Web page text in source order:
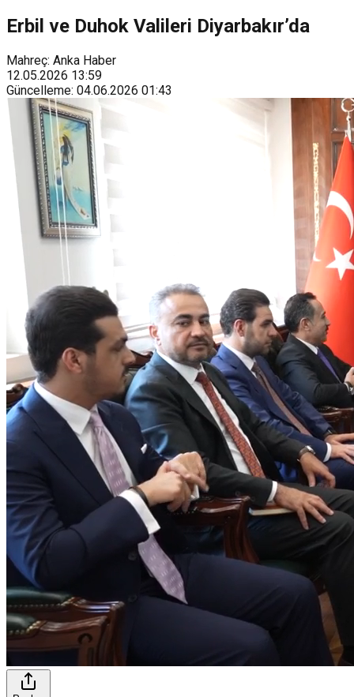
Erbil ve Duhok Valileri Diyarbakır’da
Mahreç: Anka Haber
12.05.2026 13:59
Güncelleme: 04.06.2026 01:43